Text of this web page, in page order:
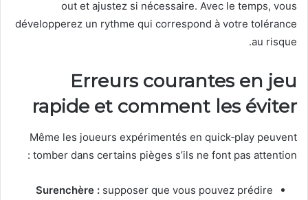
out et ajustez si nécessaire. Avec le temps, vous
développerez un rythme qui correspond à votre tolérance
au risque.
Erreurs courantes en jeu
rapide et comment les éviter
Même les joueurs expérimentés en quick‑play peuvent
tomber dans certains pièges s’ils ne font pas attention :
Surenchère : supposer que vous pouvez prédire